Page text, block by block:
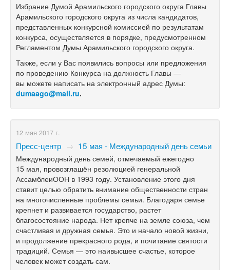
Избрание Думой Арамильского городского округа Главы
Арамильского городского округа из числа кандидатов,
представленных конкурсной комиссией по результатам
конкурса, осуществляется в порядке, предусмотренном
Регламентом Думы Арамильского городского округа.
Также, если у Вас появились вопросы или предложения
по проведению Конкурса на должность Главы —
вы можете написать на электронный адрес Думы:
dumaago@mail.ru.
12 мая 2017 г.
Пресс-центр → 15 мая - Международный день семьи
Международный день семей, отмечаемый ежегодно
15 мая, провозглашён резолюцией генеральной
АссамблеиООН в 1993 году. Установление этого дня
ставит целью обратить внимание общественности стран
на многочисленные проблемы семьи. Благодаря семье
крепнет и развивается государство, растет
благосостояние народа. Нет крепче на земле союза, чем
счастливая и дружная семья. Это и начало новой жизни,
и продолжение прекрасного рода, и почитание святости
традиций. Семья — это наивысшее счастье, которое
человек может создать сам.